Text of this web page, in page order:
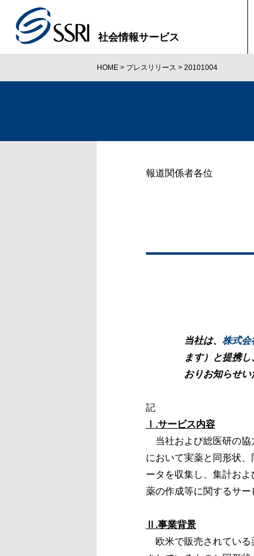
社会情報サービス
HOME > プレスリリース > 20101004
報道関係者各位
当社は、株式会
ます）と提携
おりお知らせい
記
Ⅰ.サービス内容
当社および総医研の協
において実薬と同形状
ータを収集し、集計お
薬の作成等に関するサー
Ⅱ.事業背景
欧米で販売されている